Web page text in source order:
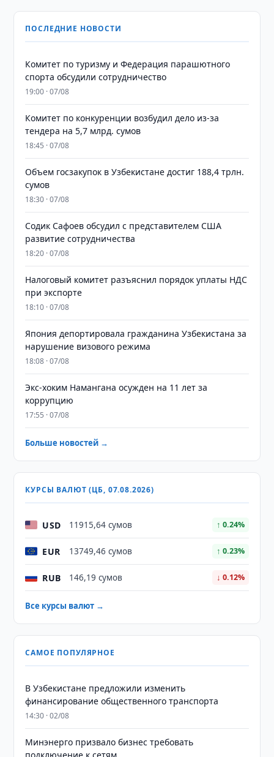
ПОСЛЕДНИЕ НОВОСТИ
Комитет по туризму и Федерация парашютного
спорта обсудили сотрудничество
19:00 · 07/08
Комитет по конкуренции возбудил дело из-за
тендера на 5,7 млрд. сумов
18:45 · 07/08
​​​​​​​Объем госзакупок в Узбекистане достиг 188,4 трлн.
сумов
18:30 · 07/08
Содик Сафоев обсудил с представителем США
развитие сотрудничества
18:20 · 07/08
Налоговый комитет разъяснил порядок уплаты НДС
при экспорте
18:10 · 07/08
Япония депортировала гражданина Узбекистана за
нарушение визового режима
18:08 · 07/08
​​​​​​​Экс-хоким Намангана осужден на 11 лет за
коррупцию
17:55 · 07/08
Больше новостей →
КУРСЫ ВАЛЮТ (ЦБ, 07.08.2026)
USD 11915,64 сумов ↑ 0.24%
EUR 13749,46 сумов ↑ 0.23%
RUB 146,19 сумов ↓ 0.12%
Все курсы валют →
САМОЕ ПОПУЛЯРНОЕ
В Узбекистане предложили изменить
финансирование общественного транспорта
14:30 · 02/08
Минэнерго призвало бизнес требовать